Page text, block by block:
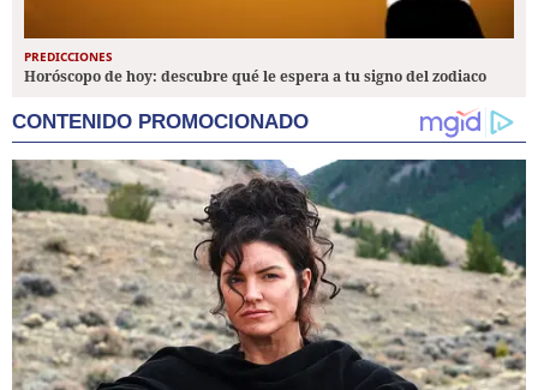
PREDICCIONES
Horóscopo de hoy: descubre qué le espera a tu signo del zodiaco
CONTENIDO PROMOCIONADO